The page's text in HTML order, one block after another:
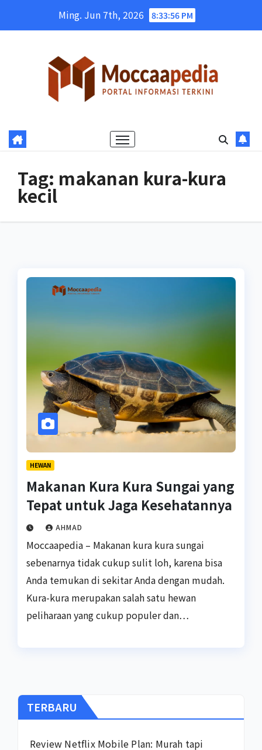
Ming. Jun 7th, 2026 8:33:57 PM
Tag: makanan kura-kura
kecil
HEWAN
Makanan Kura Kura Sungai yang
Tepat untuk Jaga Kesehatannya
AHMAD
Moccaapedia – Makanan kura kura sungai
sebenarnya tidak cukup sulit loh, karena bisa
Anda temukan di sekitar Anda dengan mudah.
Kura-kura merupakan salah satu hewan
peliharaan yang cukup populer dan…
TERBARU
Review Netflix Mobile Plan: Murah tapi